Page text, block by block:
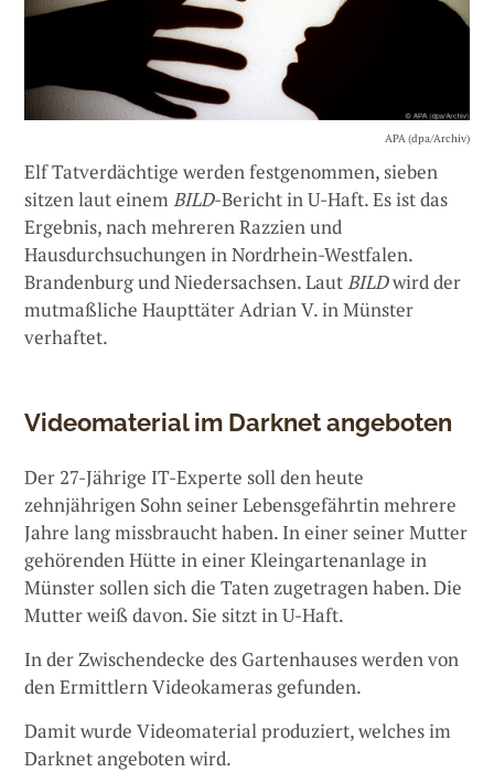
APA (dpa/Archiv)
Elf Tatverdächtige werden festgenommen, sieben
sitzen laut einemBILD-Bericht in U-Haft. Es ist das
Ergebnis, nach mehreren Razzien und
Hausdurchsuchungen in Nordrhein-Westfalen.
Brandenburg und Niedersachsen. LautBILDwird der
mutmaßliche Haupttäter Adrian V. in Münster
verhaftet.
Videomaterial im Darknet angeboten
Der 27-Jährige IT-Experte soll den heute
zehnjährigen Sohn seiner Lebensgefährtin mehrere
Jahre lang missbraucht haben. In einer seiner Mutter
gehörenden Hütte in einer Kleingartenanlage in
Münster sollen sich die Taten zugetragen haben. Die
Mutter weiß davon. Sie sitzt in U-Haft.
In der Zwischendecke des Gartenhauses werden von
den Ermittlern Videokameras gefunden.
Damit wurde Videomaterial produziert, welches im
Darknet angeboten wird.